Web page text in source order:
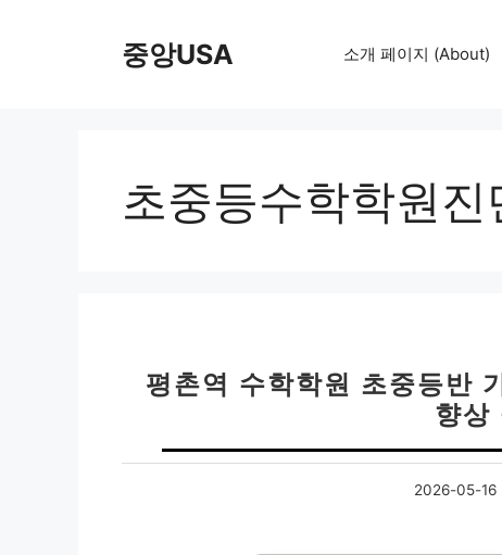
중앙USA 소개 페이지 (About)
초중등수학학원진
평촌역 수학학원 초중등반
향상
2026-05-16